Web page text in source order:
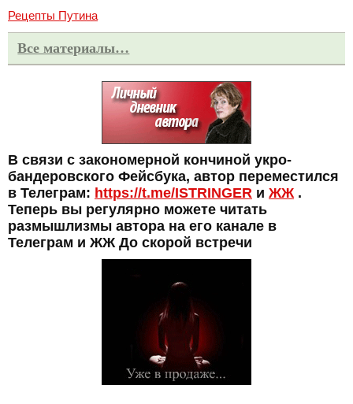
Рецепты Путина
Все материалы…
В связи с закономерной кончиной укро-
бандеровского Фейсбука, автор переместился
в Телеграм: https://t.me/ISTRINGER и ЖЖ .
Теперь вы регулярно можете читать
размышлизмы автора на его канале в
Телеграм и ЖЖ До скорой встречи